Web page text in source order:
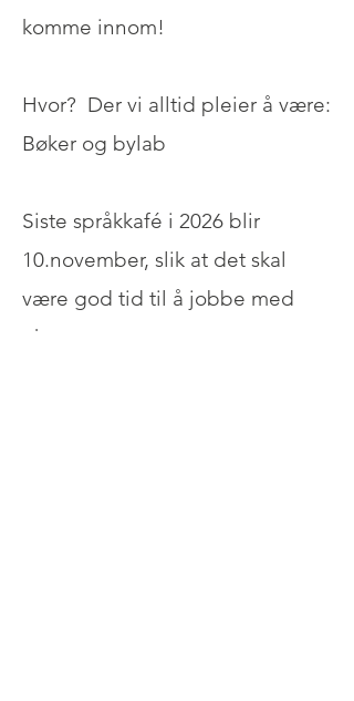
komme innom!
Hvor? Der vi alltid pleier å være:
Bøker og bylab
Siste språkkafé i 2026 blir
10.november, slik at det skal
være god tid til å jobbe med
eksamen.